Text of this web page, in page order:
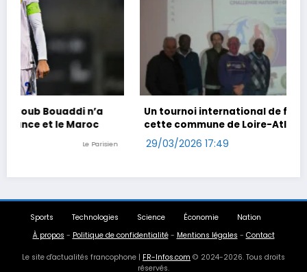
Un tournoi international de foot en marchant dans
cette commune de Loire-Atlantique
29/03/2026 17:49
Sports Technologies Science Économie
Nation
À propos - Politique de confidentialité- Mentions légales - Contact
Le site d'actualités francophone | FR-Infos.com © 2024-2026. Tous droits
réservés.